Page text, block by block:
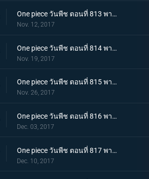
One piece วันพีช ตอนที่ 813 พากย์ไทย เผชิญหน้าโชคชะตา ลูฟี่กับบิ๊กมัม
Nov. 12, 2017
One piece วันพีช ตอนที่ 814 พากย์ไทย เสียงเพรียกวิญญาณ ปฏิบัติการสายฟ้าแลบของบรู๊คกับเปโดร
Nov. 19, 2017
One piece วันพีช ตอนที่ 815 พากย์ไทย ลาก่อน การตัดสินใจทั้งน้ำตาของพุดดิ้ง
Nov. 26, 2017
One piece วันพีช ตอนที่ 816 พากย์ไทย เรื่องราวของตาซ้าย เปโดร VS บารอนทามาโกะ
Dec. 03, 2017
One piece วันพีช ตอนที่ 817 พากย์ไทย ก้นบุหรี่ คืนก่อนแต่งงานของซันจิ
Dec. 10, 2017